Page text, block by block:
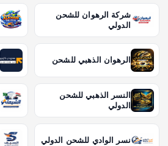
شركة الرهوان للشحن
الدولي
الرهوان الذهبي للشحن
النسر الذهبي للشحن
الدولي
نسر الوادي للشحن الدولي